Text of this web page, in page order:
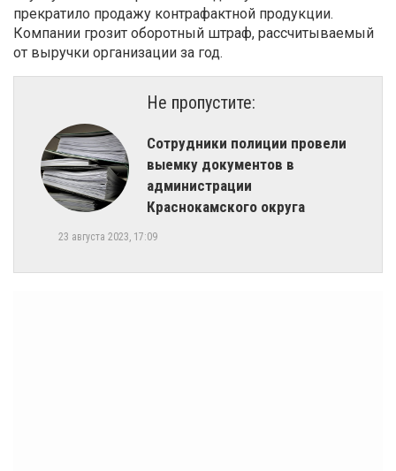
прекратило продажу контрафактной продукции.
Компании грозит оборотный штраф, рассчитываемый
от выручки организации за год.
Не пропустите:
​Сотрудники полиции провели
выемку документов в
администрации
Краснокамского округа
23 августа 2023, 17:09